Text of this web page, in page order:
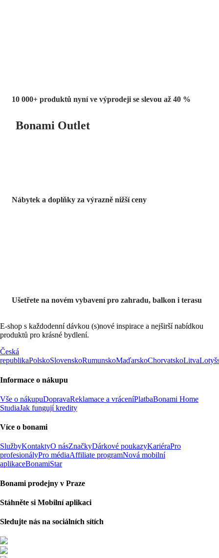
10 000+ produktů nyní ve výprodeji se slevou až 40 %
Bonami Outlet
Nábytek a doplňky za výrazně nižší ceny
Ušetřete na novém vybavení pro zahradu, balkon i terasu
E-shop s každodenní dávkou (s)nové inspirace a nejširší nabídkou
produktů pro krásné bydlení.
Česká
republikaPolskoSlovenskoRumunskoMaďarskoChorvatskoLitva
Informace o nákupu
Vše o nákupuDopravaReklamace a vráceníPlatbaBonami Home
StudiaJak fungují kredity
Více o bonami
SlužbyKontaktyO násZnačkyDárkové poukazyKariéraPro
profesionályPro médiaAffiliate programNová mobilní
aplikaceBonamiStar
Bonami prodejny v Praze
Stáhněte si Mobilní aplikaci
Sledujte nás na sociálních sítích